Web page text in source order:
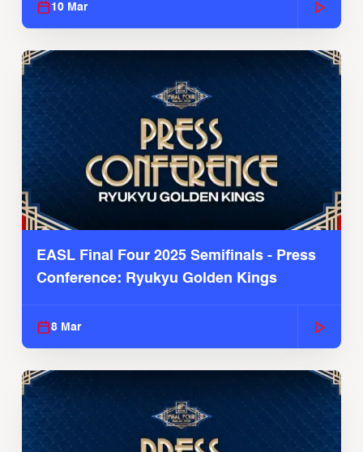
10 Mar
EASL Final Four 2025 Semifinals - Press
Conference: Ryukyu Golden Kings
8 Mar